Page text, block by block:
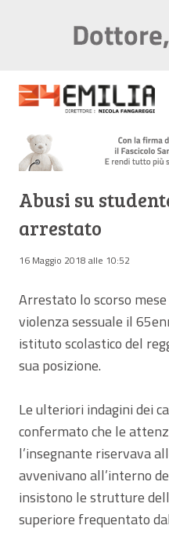
Abusi su
arrestato
16 Maggio 2018 alle 10:52
Arrestato lo scorso
violenza sessuale il
istituto scolastico del
sua posizione.
Le ulteriori indagini dei
confermato che le
l’insegnante riservava
avvenivano all’interno
insistono le strutture
superiore frequentato